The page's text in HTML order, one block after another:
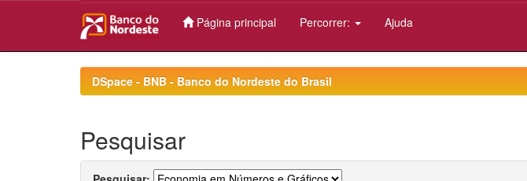
Página principal Percorrer: Ajuda
DSpace - BNB - Banco do Nordeste do Brasil
Pesquisar